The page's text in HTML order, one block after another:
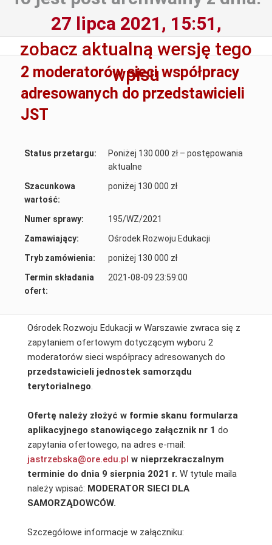
27 lipca 2021, 15:51,
zobacz aktualną wersję tego
wpisu
2 moderatorów sieci współpracy
adresowanych do przedstawicieli
JST
Status przetargu:
Poniżej 130 000 zł – postępowania
aktualne
Szacunkowa
wartość:
poniżej 130 000 zł
Numer sprawy:
195/WZ/2021
Zamawiający:
Ośrodek Rozwoju Edukacji
Tryb zamówienia:
poniżej 130 000 zł
Termin składania
ofert:
2021-08-09 23:59:00
Ośrodek Rozwoju Edukacji w Warszawie zwraca się z
zapytaniem ofertowym dotyczącym wyboru 2
moderatorów sieci współpracy adresowanych do
przedstawicieli jednostek samorządu
terytorialnego.
Ofertę należy złożyć w formie skanu formularza
aplikacyjnego stanowiącego załącznik nr 1 do
zapytania ofertowego, na adres e-mail:
jastrzebska@ore.edu.pl w nieprzekraczalnym
terminie do dnia 9 sierpnia 2021 r. W tytule maila
należy wpisać: MODERATOR SIECI DLA
SAMORZĄDOWCÓW.
Szczegółowe informacje w załączniku: